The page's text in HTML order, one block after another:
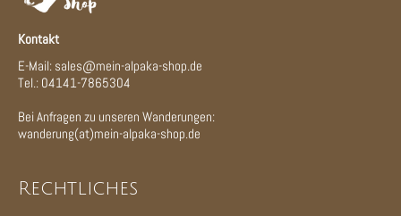
Kontakt
E-Mail: sales@mein-alpaka-shop.de
Tel.: 04141-7865304
Bei Anfragen zu unseren Wanderungen:
wanderung(at)mein-alpaka-shop.de
Rechtliches